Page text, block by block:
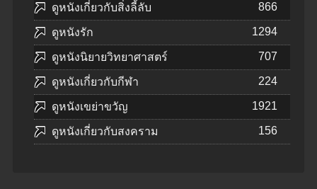
ดูหนังเกี่ยวกับสิ่งลี้ลับ 866
ดูหนังรัก 1294
ดูหนังนิยายวิทยาศาสตร์ 707
ดูหนังเกี่ยวกับกีฬา 224
ดูหนังเขย่าขวัญ 1921
ดูหนังเกี่ยวกับสงคราม 156